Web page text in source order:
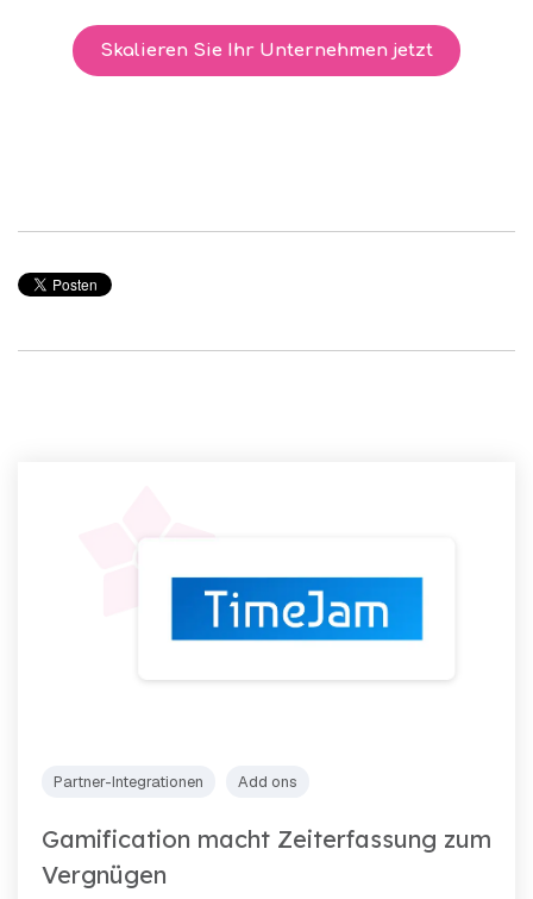
Skalieren Sie Ihr Unternehmen jetzt
Partner-Integrationen Add ons
Gamification macht Zeiterfassung zum
Vergnügen